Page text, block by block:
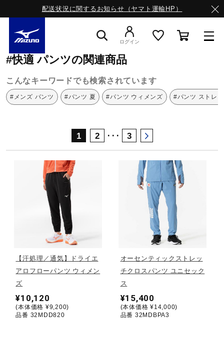
配送状況に関するお知らせ（ヤマト運輸HP）
ライフスタイルウエア
ランニング
サッカー／フットサル
トレーニング
野球
ログイン
ミズノ公式オンライン
#快適 パンツの関連商品
こんなキーワードでも検索されています
#メンズ パンツ #パンツ 夏 #パンツ ウィメンズ #パンツ ストレ
1 2 ･･･ 3
【汗処理／通気】ドライエ
アロフローパンツ ウィメン
ズ
¥10,120
(本体価格 ¥9,200)
品番 32MDD820
オーセンティックストレッ
チクロスパンツ ユニセック
ス
¥15,400
(本体価格 ¥14,000)
品番 32MDBPA3